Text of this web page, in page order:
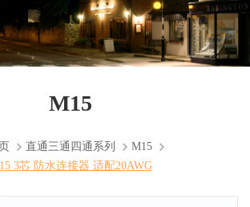
M15
直通三通四通系列
M15
3芯 防水连接器 适配20AWG